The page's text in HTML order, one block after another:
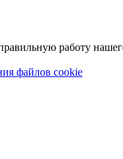
работу
файлов cookie